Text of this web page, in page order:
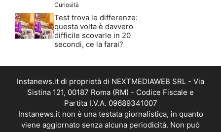
Curiosità
Test trova le differenze:
questa volta è davvero
difficile scovarle in 20
secondi, ce la farai?
Instanews.it di proprietà di NEXTMEDIAWEB SRL - Via
Sistina 121, 00187 Roma (RM) - Codice Fiscale e
Partita I.V.A. 09689341007
Instanews.it non è una testata giornalistica, in quanto
viene aggiornato senza alcuna periodicità. Non può